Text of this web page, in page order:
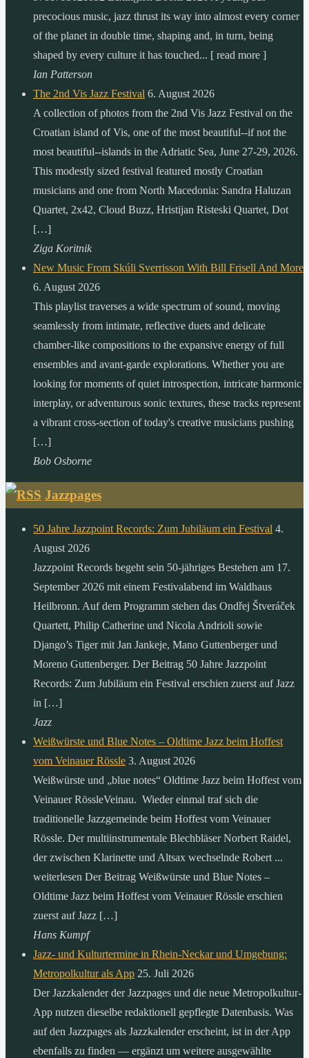
precocious music, jazz thrust its way into almost every corner
of the planet in double time, shaping and, in turn, being
shaped by every culture it has touched... [ read more ]
Ian Patterson
The 2nd Vis Jazz Festival 6. August 2026
A collection of photos from the 2nd Vis Jazz Festival on the
Croatian island of Vis, one of the most beautiful--if not the
most beautiful--islands in the Adriatic Sea, June 27-29, 2026.
This modestly sized festival featured mostly Croatian
musicians and one from North Macedonia: Sandra Haluzan
Quartet, 2x42, Cloud Buzz, Hristijan Risteski Quartet, Dot
[…]
Ziga Koritnik
New Music From Skúli Sverrisson With Bill Frisell And More
6. August 2026
This playlist traverses a wide spectrum of sound, moving
seamlessly from intimate, reflective duets and delicate
chamber-like compositions to the expansive energy of full
ensembles and avant-garde explorations. Whether you are
looking for moments of quiet introspection, intricate harmonic
interplay, or adventurous sonic textures, these tracks represent
a vibrant cross-section of today's creative musicians pushing
[…]
Bob Osborne
Jazzpages
50 Jahre Jazzpoint Records: Zum Jubiläum ein Festival 4.
August 2026
Jazzpoint Records begeht sein 50-jähriges Bestehen am 17.
September 2026 mit einem Festivalabend im Waldhaus
Heilbronn. Auf dem Programm stehen das Ondřej Štveráček
Quartett, Philip Catherine und Nicola Andrioli sowie
Django’s Tiger mit Jan Jankeje, Mano Guttenberger und
Moreno Guttenberger. Der Beitrag 50 Jahre Jazzpoint
Records: Zum Jubiläum ein Festival erschien zuerst auf Jazz
in […]
Jazz
Weißwürste und Blue Notes – Oldtime Jazz beim Hoffest
vom Veinauer Rössle 3. August 2026
Weißwürste und „blue notes“ Oldtime Jazz beim Hoffest vom
Veinauer RössleVeinau. Wieder einmal traf sich die
traditionelle Jazzgemeinde beim Hoffest vom Veinauer
Rössle. Der multiinstrumentale Blechbläser Norbert Raidel,
der zwischen Klarinette und Altsax wechselnde Robert ...
weiterlesen Der Beitrag Weißwürste und Blue Notes –
Oldtime Jazz beim Hoffest vom Veinauer Rössle erschien
zuerst auf Jazz […]
Hans Kumpf
Jazz- und Kulturtermine in Rhein-Neckar und Umgebung:
Metropolkultur als App 25. Juli 2026
Der Jazzkalender der Jazzpages und die neue Metropolkultur-
App nutzen dieselbe redaktionell gepflegte Datenbasis. Was
auf den Jazzpages als Jazzkalender erscheint, ist in der App
ebenfalls zu finden — ergänzt um weitere ausgewählte